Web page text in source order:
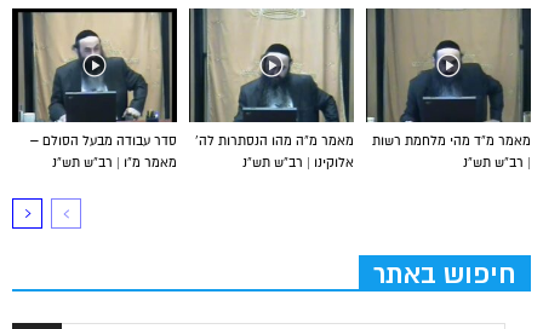
סדר עבודה מבעל הסולם –
מאמר מ”ו | רב”ש תש”נ
מאמר מ”ה מהו הנסתרות לה’
אלוקינו | רב”ש תש”נ
מאמר מ”ד מהי מלחמת רשות
| רב”ש תש”נ
חיפוש באתר